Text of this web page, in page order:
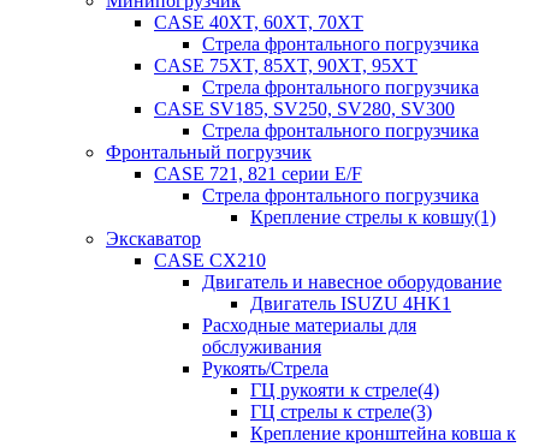
CASE 40XT, 60XT, 70XT
Стрела фронтального погрузчика
CASE 75XT, 85XT, 90XT, 95XT
Стрела фронтального погрузчика
CASE SV185, SV250, SV280, SV300
Стрела фронтального погрузчика
Фронтальный погрузчик
CASE 721, 821 серии E/F
Стрела фронтального погрузчика
Крепление стрелы к ковшу(1)
Экскаватор
CASE CX210
Двигатель и навесное оборудование
Двигатель ISUZU 4HK1
Расходные материалы для
обслуживания
Рукоять/Стрела
ГЦ рукояти к стреле(4)
ГЦ стрелы к стреле(3)
Крепление кронштейна ковша к